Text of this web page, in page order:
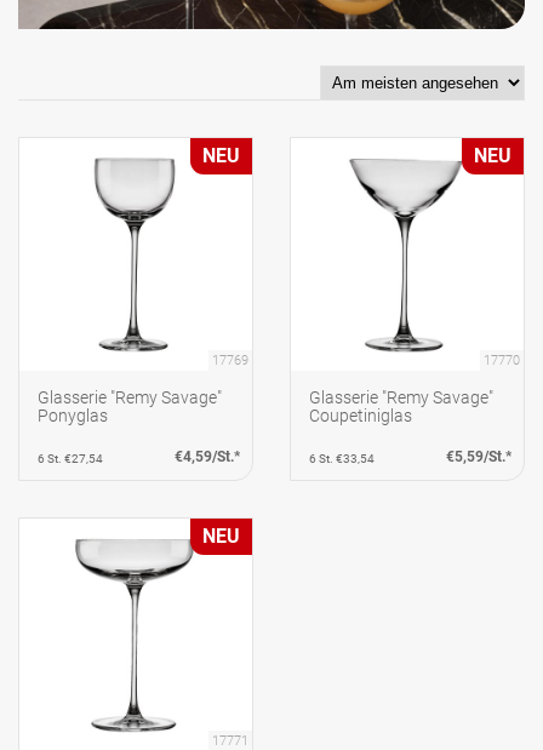
17769
Glasserie "Remy Savage"
Ponyglas
6 St. €27,54 €4,59/St.*
NEU
17770
Glasserie "Remy Savage"
Coupetiniglas
6 St. €33,54 €5,59/St.*
NEU
17771
NEU